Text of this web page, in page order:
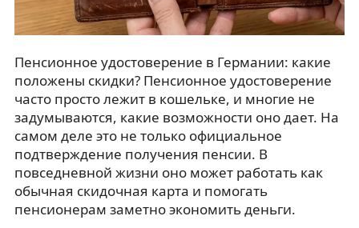
Пенсионное удостоверение в Германии: какие
положены скидки? Пенсионное удостоверение
часто просто лежит в кошельке, и многие не
задумываются, какие возможности оно дает. На
самом деле это не только официальное
подтверждение получения пенсии. В
повседневной жизни оно может работать как
обычная скидочная карта и помогать
пенсионерам заметно экономить деньги.